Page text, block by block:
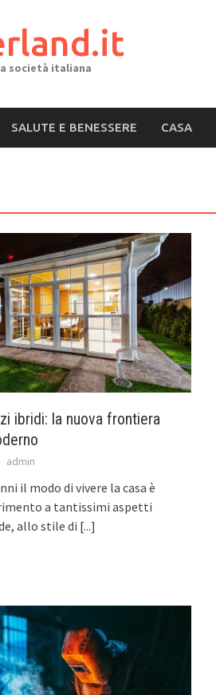
società italiana
SALUTE E BENESSERE CASA
ibridi: la nuova frontiera
admin
il modo di vivere la casa è
a tantissimi aspetti
allo stile di [...]